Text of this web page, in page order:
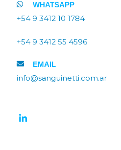
WHATSAPP
+54 9 3412 10 1784
+54 9 3412 55 4596
EMAIL
info@sanguinetti.com.ar